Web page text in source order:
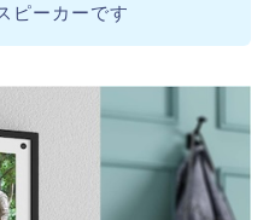
ピーカーです